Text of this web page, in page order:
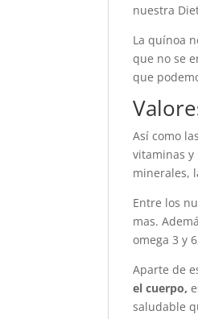
nuestra
La quínoa
que no se
que
Así como
vitaminas
minerales,
Entre los
mas.
omega 3 y
Aparte de
el cuerpo,
saludable